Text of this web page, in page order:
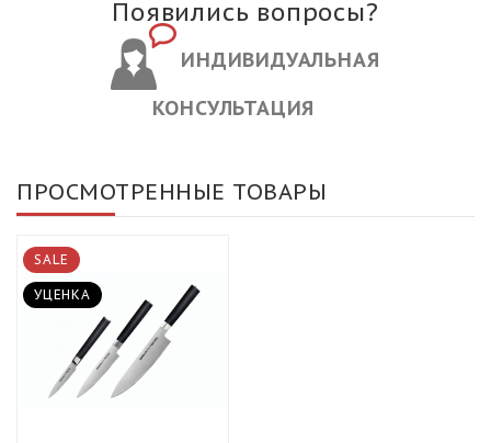
Появились вопросы?
ИНДИВИДУАЛЬНАЯ
КОНСУЛЬТАЦИЯ
ПРОСМОТРЕННЫЕ ТОВАРЫ
SALE
УЦЕНКА